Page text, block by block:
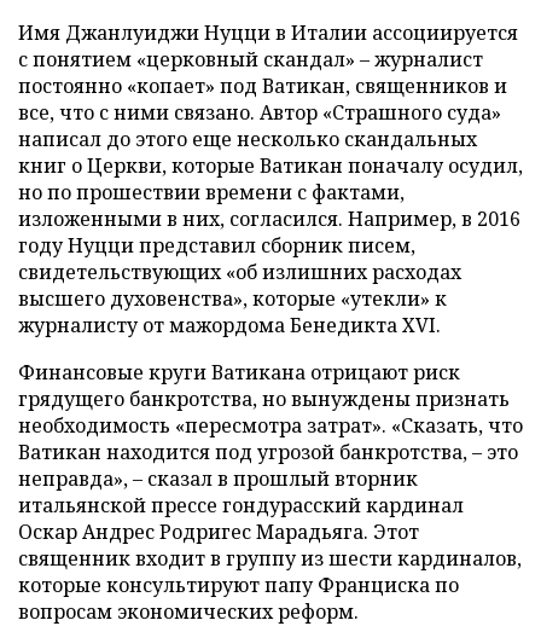
Имя Джанлуиджи Нуцци в Италии ассоциируется
с понятием «церковный скандал» – журналист
постоянно «копает» под Ватикан, священников и
все, что с ними связано. Автор «Страшного суда»
написал до этого еще несколько скандальных
книг о Церкви, которые Ватикан поначалу осудил,
но по прошествии времени с фактами,
изложенными в них, согласился. Например, в 2016
году Нуцци представил сборник писем,
свидетельствующих «об излишних расходах
высшего духовенства», которые «утекли» к
журналисту от мажордома Бенедикта XVI.
Финансовые круги Ватикана отрицают риск
грядущего банкротства, но вынуждены признать
необходимость «пересмотра затрат». «Сказать, что
Ватикан находится под угрозой банкротства, – это
неправда», – сказал в прошлый вторник
итальянской прессе гондурасский кардинал
Оскар Андрес Родригес Марадьяга. Этот
священник входит в группу из шести кардиналов,
которые консультируют папу Франциска по
вопросам экономических реформ.